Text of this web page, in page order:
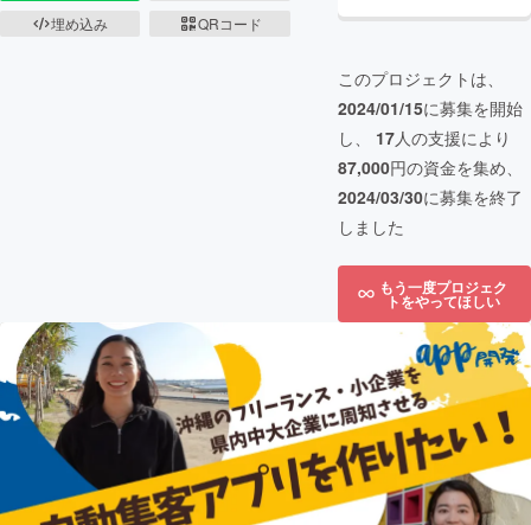
埋め込み
QRコード
このプロジェクトは、
2024/01/15に募集を開始
し、 17人の支援により
87,000円の資金を集め、
2024/03/30に募集を終了
しました
もう一度プロジェク
トをやってほしい